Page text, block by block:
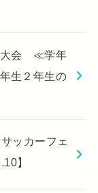
大会 ≪学年
生２年生の
ッカーフェ
】